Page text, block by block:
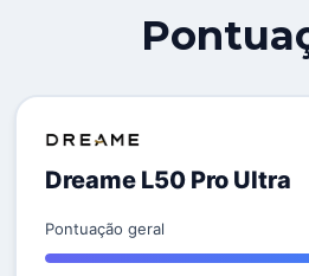
Dreame L50 Pro Ultra
Pontuação geral